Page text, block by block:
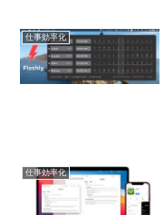
仕事効率化
仕事効率化